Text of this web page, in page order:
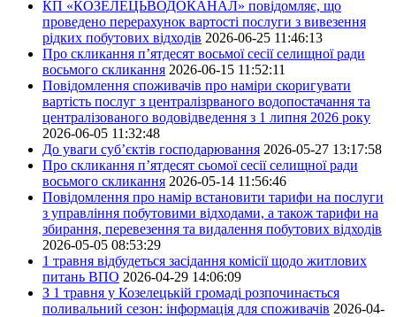
КП «КОЗЕЛЕЦЬВОДОКАНАЛ» повідомляє, що
проведено перерахунок вартості послуги з вивезення
рідких побутових відходів 2026-06-25 11:46:13
Про скликання п’ятдесят восьмої сесії селищної ради
восьмого скликання 2026-06-15 11:52:11
Повідомлення споживачів про наміри скоригувати
вартість послуг з централізрваного водопостачання та
централізованого водовідведення з 1 липня 2026 року
2026-06-05 11:32:48
До уваги суб’єктів господарювання 2026-05-27 13:17:58
Про скликання п’ятдесят сьомої сесії селищної ради
восьмого скликання 2026-05-14 11:56:46
Повідомлення про намір встановити тарифи на послуги
з управління побутовими відходами, а також тарифи на
збирання, перевезення та видалення побутових відходів
2026-05-05 08:53:29
1 травня відбудеться засідання комісії щодо житлових
питань ВПО 2026-04-29 14:06:09
З 1 травня у Козелецькій громаді розпочинається
поливальний сезон: інформація для споживачів 2026-04-